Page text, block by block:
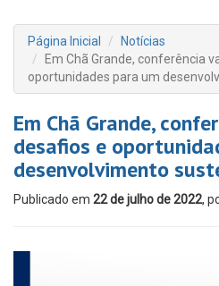
Página Inicial
Notícias
Em Chã Grande, conferência
oportunidades para um
Em Chã Grande,
desafios e
desenvolvimento
Publicado em 22 de julho de 2022,